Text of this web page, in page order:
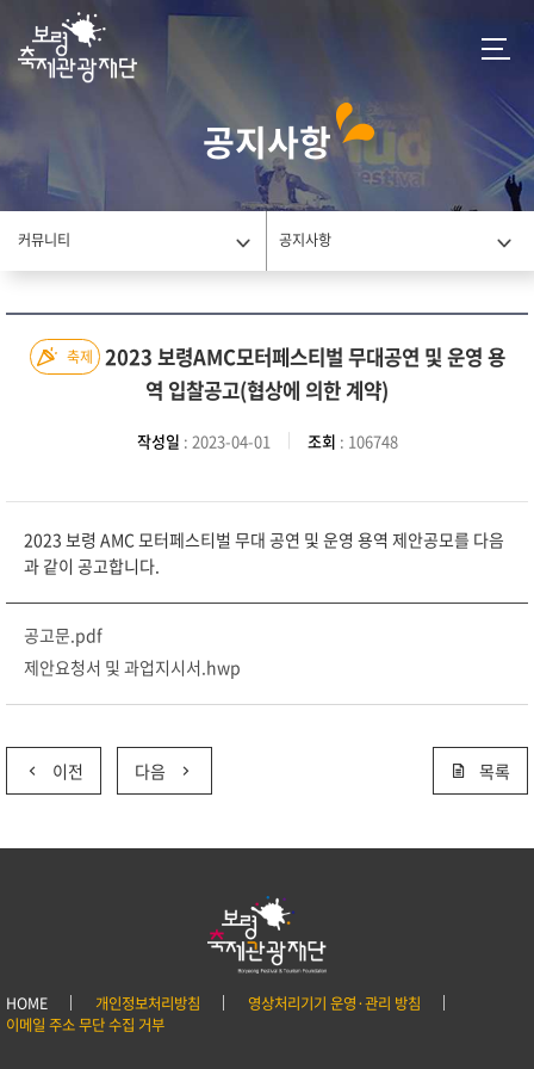
공지사항
커뮤니티 공지사항
축제 2023 보령AMC모터페스티벌 무대공연 및 운영 용
역 입찰공고(협상에 의한 계약)
작성일 : 2023-04-01 조회 : 106748
2023 보령 AMC 모터페스티벌 무대 공연 및 운영 용역 제안공모를 다음
과 같이 공고합니다.
공고문.pdf
제안요청서 및 과업지시서.hwp
이전 다음 목록
HOME 개인정보처리방침
영상처리기기 운영·관리 방침
이메일 주소 무단 수집 거부